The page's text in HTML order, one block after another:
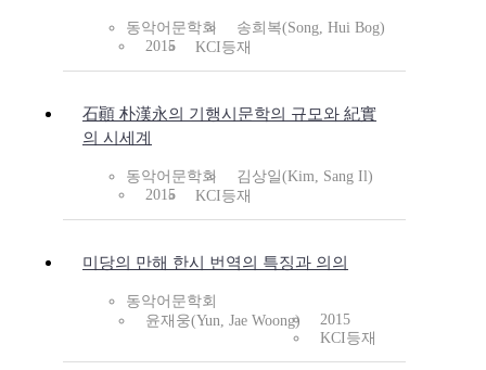
동악어문학회
송희복(Song, Hui Bog)
2015
KCI등재
石顚 朴漢永의 기행시문학의 규모와 紀實
의 시세계
동악어문학회
김상일(Kim, Sang Il)
2015
KCI등재
미당의 만해 한시 번역의 특징과 의의
동악어문학회
윤재웅(Yun, Jae Woong)
2015
KCI등재